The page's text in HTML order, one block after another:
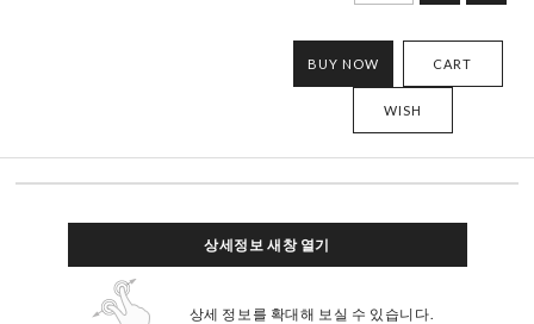
BUY NOW CART
WISH
상세정보 새창 열기
상세 정보를 확대해 보실 수 있습니다.